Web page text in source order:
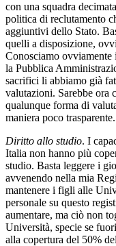
con una squadra
politica di reclutamento
aggiuntivi dello Stato.
quelli a disposizione,
Conosciamo
la Pubblica
sacrifici li abbiamo già
valutazioni. Sarebbe ora
qualunque forma di
maniera poco trasparente.
Diritto allo studio. I
Italia non hanno più
studio. Basta leggere i
avvenendo nella mia
mantenere i figli alle
personale su questo
aumentare, ma ciò non
Università, specie se
alla copertura del 50%